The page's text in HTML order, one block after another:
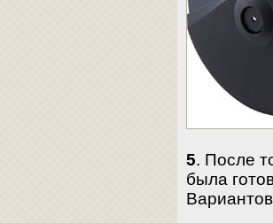
5. После
была